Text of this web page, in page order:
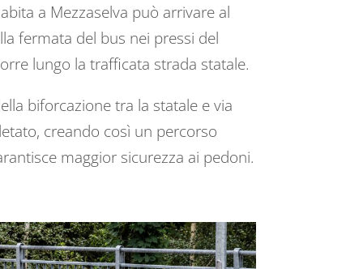
a Mezzaselva può arrivare al
fermata del bus nei pressi del
lungo la trafficata strada statale.
biforcazione tra la statale e via
creando così un percorso
maggior sicurezza ai pedoni.